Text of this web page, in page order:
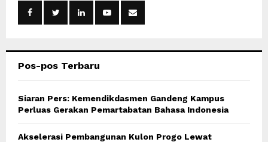
Pos-pos Terbaru
Siaran Pers: Kemendikdasmen Gandeng Kampus
Perluas Gerakan Pemartabatan Bahasa Indonesia
Akselerasi Pembangunan Kulon Progo Lewat